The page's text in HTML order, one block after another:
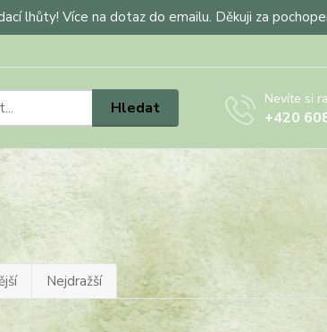
lhůty! Více na dotaz do emailu. Děkuji za
Hledat Nevíte si
+420
Nejdražší